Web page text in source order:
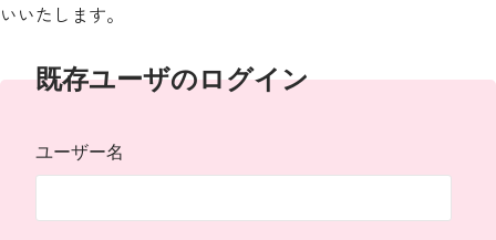
いいたします。
既存ユーザのログイン
ユーザー名